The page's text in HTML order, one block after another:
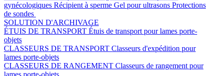
gynécologiques Récipient à sperme Gel pour ultrasons Protections
de sondes
SOLUTION D'ARCHIVAGE
ÉTUIS DE TRANSPORT Étuis de transport pour lames porte-
objets
CLASSEURS DE TRANSPORT Classeurs d'expédition pour
lames porte-objets
CLASSEURS DE RANGEMENT Classeurs de rangement pour